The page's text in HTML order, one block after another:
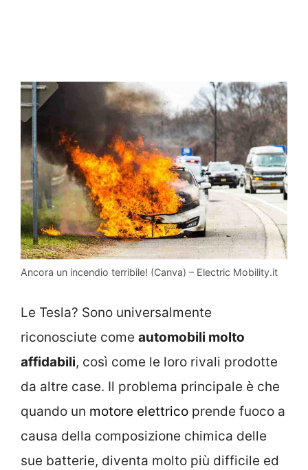
Ancora un incendio terribile! (Canva) – Electric Mobility.it
Le Tesla? Sono universalmente
riconosciute come automobili molto
affidabili, così come le loro rivali prodotte
da altre case. Il problema principale è che
quando un motore elettrico prende fuoco a
causa della composizione chimica delle
sue batterie, diventa molto più difficile ed